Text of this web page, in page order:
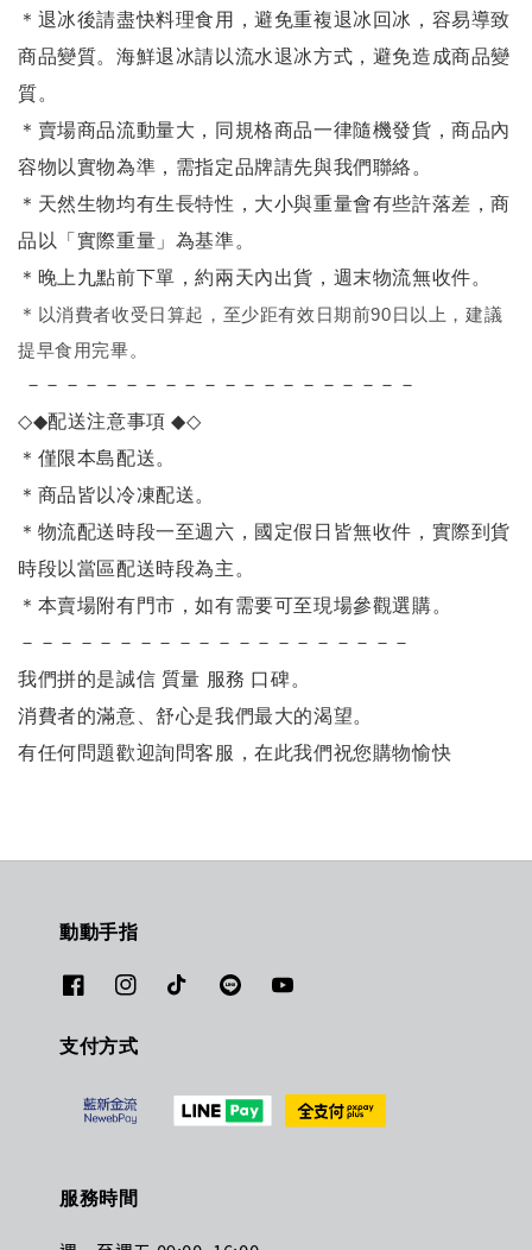
＊退冰後請盡快料理食用，避免重複退冰回冰，容易導致
商品變質。海鮮退冰請以流水退冰方式，避免造成商品變
質。
＊賣場商品流動量大，同規格商品一律隨機發貨，商品內
容物以實物為準，需指定品牌請先與我們聯絡。
＊天然生物均有生長特性，大小與重量會有些許落差，商
品以「實際重量」為基準。
＊晚上九點前下單，約兩天內出貨，週末物流無收件。
＊ 以消費者收受日算起，至少距有效日期前90日以上，建議
提早食用完畢。
－－－－－－－－－－－－－－－－－－－－
◇◆配送注意事項◆◇
＊僅限本島配送。
＊商品皆以冷凍配送。
＊物流配送時段一至週六，國定假日皆無收件，實際到貨
時段以當區配送時段為主。
＊本賣場附有門市，如有需要可至現場參觀選購。
－－－－－－－－－－－－－－－－－－－－
我們拼的是誠信 質量 服務 口碑。
消費者的滿意、舒心是我們最大的渴望。
有任何問題歡迎詢問客服，在此我們祝您購物愉快
動動手指
支付方式
服務時間